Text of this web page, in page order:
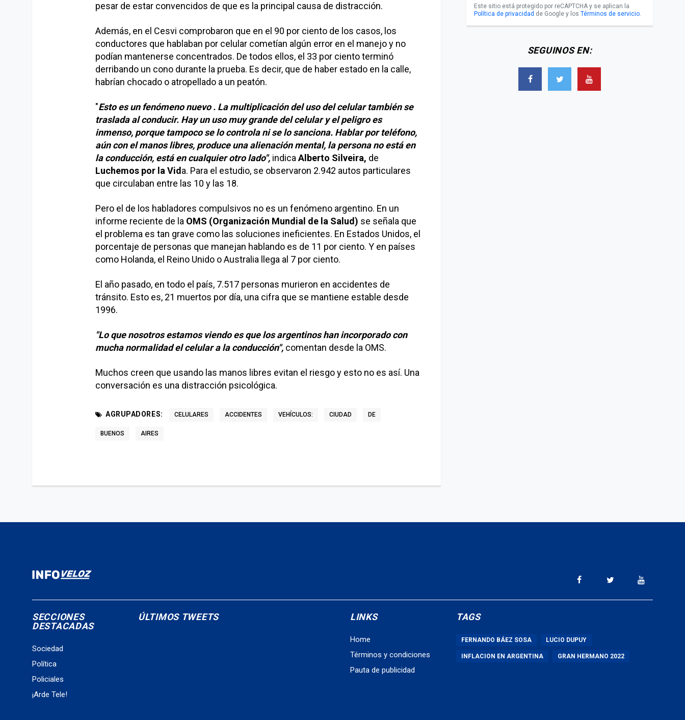
pesar de estar convencidos de que es la principal causa de distracción.
Además, en el Cesvi comprobaron que en el 90 por ciento de los casos, los
conductores que hablaban por celular cometían algún error en el manejo y no
podían mantenerse concentrados. De todos ellos, el 33 por ciento terminó
derribando un cono durante la prueba. Es decir, que de haber estado en la calle,
habrían chocado o atropellado a un peatón.
"Esto es un fenómeno nuevo . La multiplicación del uso del celular también se
traslada al conducir. Hay un uso muy grande del celular y el peligro es
inmenso, porque tampoco se lo controla ni se lo sanciona. Hablar por teléfono,
aún con el manos libres, produce una alienación mental, la persona no está en
la conducción, está en cualquier otro lado", indica Alberto Silveira, de
Luchemos por la Vid a. Para el estudio, se observaron 2.942 autos particulares
que circulaban entre las 10 y las 18.
Pero el de los habladores compulsivos no es un fenómeno argentino. En un
informe reciente de la OMS (Organización Mundial de la Salud) se señala que
el problema es tan grave como las soluciones ineficientes. En Estados Unidos, el
porcentaje de personas que manejan hablando es de 11 por ciento. Y en países
como Holanda, el Reino Unido o Australia llega al 7 por ciento.
El año pasado, en todo el país, 7.517 personas murieron en accidentes de
tránsito. Esto es, 21 muertos por día, una cifra que se mantiene estable desde
1996.
"Lo que nosotros estamos viendo es que los argentinos han incorporado con
mucha normalidad el celular a la conducción", comentan desde la OMS.
Muchos creen que usando las manos libres evitan el riesgo y esto no es así. Una
conversación es una distracción psicológica.
AGRUPADORES: CELULARES ACCIDENTES VEHÍCULOS: CIUDAD DE
BUENOS AIRES
Este sitio está protegido por reCAPTCHA y se aplican la
Política de privacidad de Google y los Términos de servicio.
SEGUINOS EN:
SECCIONES
DESTACADAS
Sociedad
Política
Policiales
¡Arde Tele!
ÚLTIMOS TWEETS LINKS
Home
Términos y condiciones
Pauta de publicidad
TAGS
FERNANDO BÁEZ SOSA LUCIO DUPUY
INFLACION EN ARGENTINA GRAN HERMANO 2022